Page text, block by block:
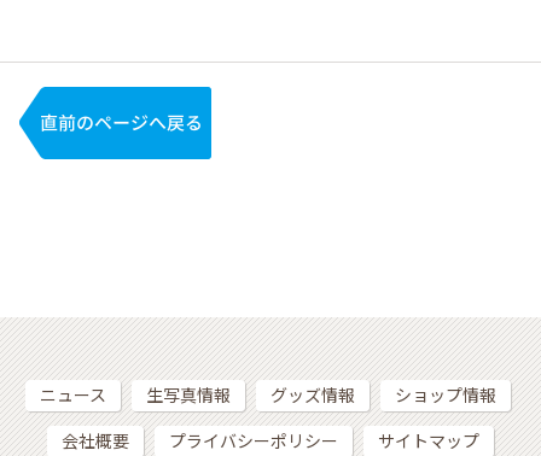
ニュース 生写真情報 グッズ情報 ショップ情報
会社概要 プライバシーポリシー サイトマップ